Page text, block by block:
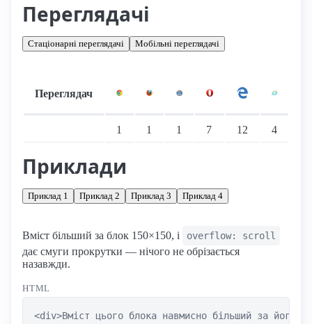
Переглядачі
Стаціонарні переглядачі Мобільні переглядачі
Переглядач
1 1 1 7 12 4
Приклади
Приклад 1 Приклад 2 Приклад 3 Приклад 4
Вміст більший за блок 150×150, і overflow: scroll
дає смуги прокрутки — нічого не обрізається
назавжди.
HTML
<div>Вміст цього блока навмисно більший за його